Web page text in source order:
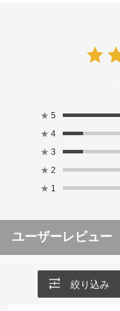
★ 5
★ 4
★ 3
★ 2
★ 1
ユーザーレビュー
絞り込み